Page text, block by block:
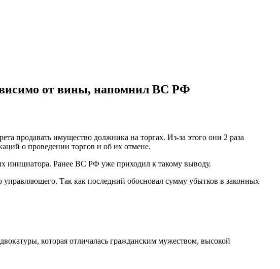
от вины, напомнил ВС РФ
продавать имущество должника на торгах. Из-за этого они 2 раза
о проведении торгов и об их отмене.
инициатора. Ранее ВС РФ уже приходил к такому выводу.
Так как последний обосновал сумму убытков в законных
которая отличалась гражданским мужеством, высокой